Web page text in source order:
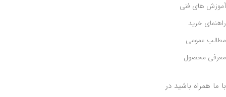
آموزش های فنی
راهنمای خرید
مطالب عمومی
معرفی محصول
با ما همراه باشید در